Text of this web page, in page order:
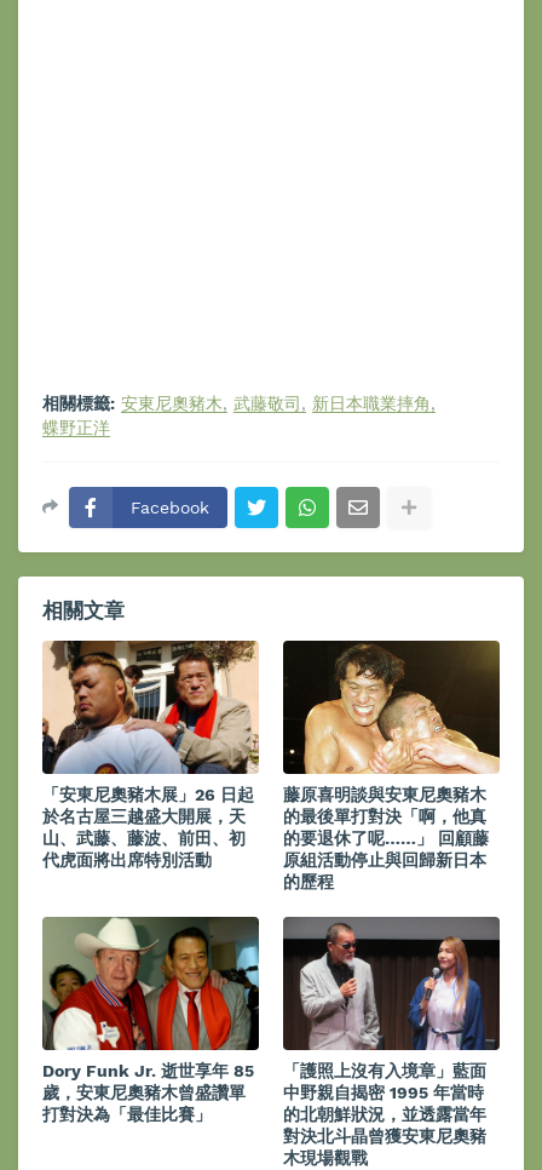
相關標籤: 安東尼奧豬木 武藤敬司
新日本職業摔角
蝶野正洋
Facebook
相關文章
「安東尼奧豬木展」26 日起
於名古屋三越盛大開展，天
山、武藤、藤波、前田、初
代虎面將出席特別活動
藤原喜明談與安東尼奧豬木
的最後單打對決「啊，他真
的要退休了呢……」 回顧藤
原組活動停止與回歸新日本
的歷程
Dory Funk Jr. 逝世享年 85
歲，安東尼奧豬木曾盛讚單
打對決為「最佳比賽」
「護照上沒有入境章」藍面
中野親自揭密 1995 年當時
的北朝鮮狀況，並透露當年
對決北斗晶曾獲安東尼奧豬
木現場觀戰